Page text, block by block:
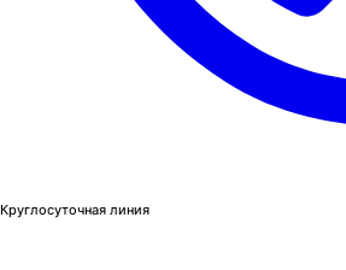
Круглосуточная линия